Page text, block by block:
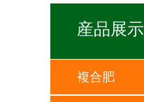
産品展示
複合肥